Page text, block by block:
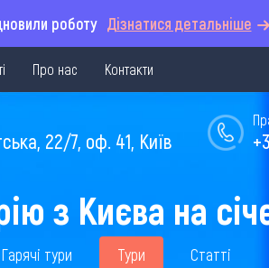
роботу Дізнатися детальніше
Про нас Контакти
22/7, оф. 41, Київ
з Києва на
Гарячі тури Тури Статті